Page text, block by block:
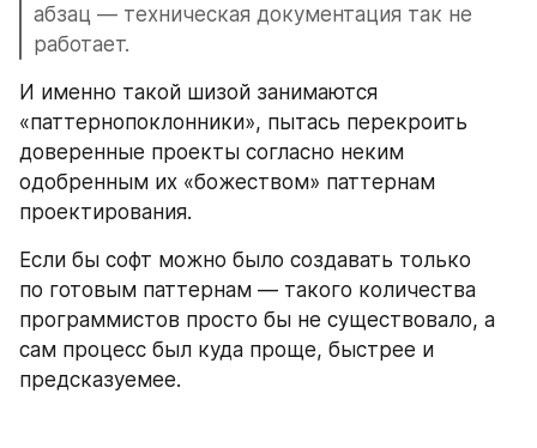
абзац — техническая документация так не
работает.
И именно такой шизой занимаются
«паттернопоклонники», пытась перекроить
доверенные проекты согласно неким
одобренным их «божеством» паттернам
проектирования.
Если бы софт можно было создавать только
по готовым паттернам — такого количества
программистов просто бы не существовало, а
сам процесс был куда проще, быстрее и
предсказуемее.